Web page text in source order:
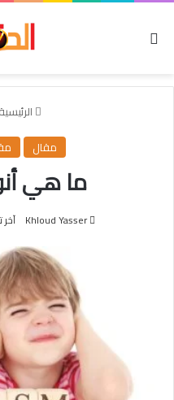
الرئيسية
مقال
ما هي
Khloud Yasser آخر